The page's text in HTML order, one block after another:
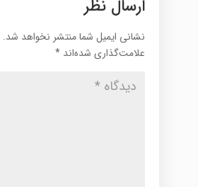
ارسال نظر
نشانی ایمیل شما منتشر نخواهد شد.
علامت‌گذاری شده‌اند *